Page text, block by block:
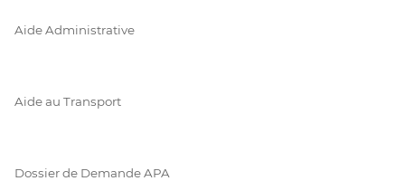
Aide Administrative
Aide au Transport
Dossier de Demande APA